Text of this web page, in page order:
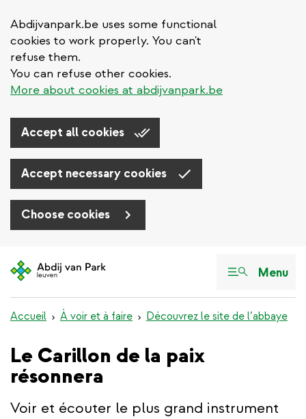
Abdijvanpark.be uses some functional
cookies to work properly. You can't
refuse them.
You can refuse other cookies.
More about cookies at abdijvanpark.be
Accept all cookies
Accept necessary cookies
Choose cookies
au
principal
Menu
Accueil À voir et à faire Découvrez le site de l’abbaye
Le Carillon de la paix
résonnera
Voir et écouter le plus grand instrument